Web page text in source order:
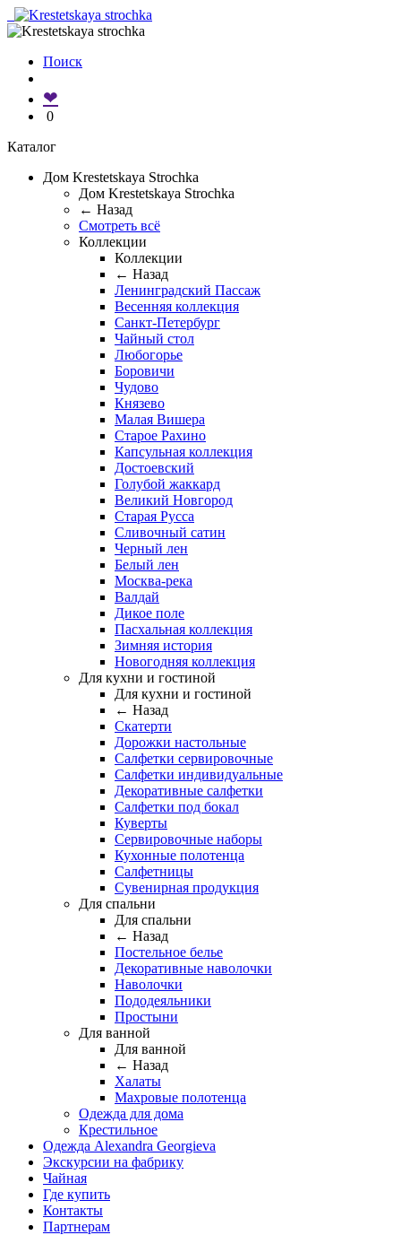
Поиск
❤
0
Каталог
Дом Krestetskaya Strochka
Дом Krestetskaya Strochka
← Назад
Смотреть всё
Коллекции
Коллекции
← Назад
Ленинградский Пассаж
Весенняя коллекция
Санкт-Петербург
Чайный стол
Любогорье
Боровичи
Чудово
Князево
Малая Вишера
Старое Рахино
Капсульная коллекция
Достоевский
Голубой жаккард
Великий Новгород
Старая Русса
Сливочный сатин
Черный лен
Белый лен
Москва-река
Валдай
Дикое поле
Пасхальная коллекция
Зимняя история
Новогодняя коллекция
Для кухни и гостиной
Для кухни и гостиной
← Назад
Скатерти
Дорожки настольные
Салфетки сервировочные
Салфетки индивидуальные
Декоративные салфетки
Салфетки под бокал
Куверты
Сервировочные наборы
Кухонные полотенца
Салфетницы
Сувенирная продукция
Для спальни
Для спальни
← Назад
Постельное белье
Декоративные наволочки
Наволочки
Пододеяльники
Простыни
Для ванной
Для ванной
← Назад
Халаты
Махровые полотенца
Одежда для дома
Крестильное
Одежда Alexandra Georgieva
Экскурсии на фабрику
Чайная
Где купить
Контакты
Партнерам